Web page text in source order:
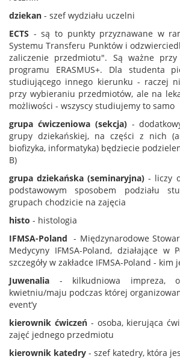
dziekan - szef wydziału uczelni
ECTS - są to punkty przyznawane w
Systemu Transferu Punktów i
zaliczenie przedmiotu". Są ważne
programu ERASMUS+. Dla studenta
studiującego innego kierunku - raczej
przy wybieraniu przedmiotów, ale na
możliwości - wszyscy studiujemy to samo
grupa ćwiczeniowa (sekcja)-
grupy dziekańskiej, na części z nich
biofizyka, informatyka) będziecie
B)
grupa dziekańska (seminaryjna) - liczy
podstawowym sposobem podziału
grupach chodzicie na zajęcia
histo - histologia
IFMSA-Poland - Międzynarodowe
Medycyny IFMSA-Poland, działające w
szczegóły w zakładce IFMSA-Poland - kim
Juwenalia - kilkudniowa impreza,
kwietniu/maju podczas której
event’y
kierownik ćwiczeń- osoba, kierująca
zajęć jednego przedmiotu
kierownik katedry - szef katedry, która